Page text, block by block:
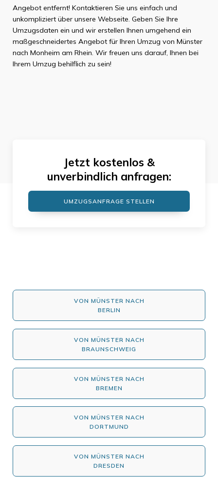
Angebot entfernt! Kontaktieren Sie uns einfach und
unkompliziert über unsere Webseite. Geben Sie Ihre
Umzugsdaten ein und wir erstellen Ihnen umgehend ein
maßgeschneidertes Angebot für Ihren Umzug von Münster
nach Monheim am Rhein. Wir freuen uns darauf, Ihnen bei
Ihrem Umzug behilflich zu sein!
Jetzt kostenlos &
unverbindlich anfragen:
UMZUGSANFRAGE STELLEN
VON MÜNSTER NACH
BERLIN
VON MÜNSTER NACH
BRAUNSCHWEIG
VON MÜNSTER NACH
BREMEN
VON MÜNSTER NACH
DORTMUND
VON MÜNSTER NACH
DRESDEN